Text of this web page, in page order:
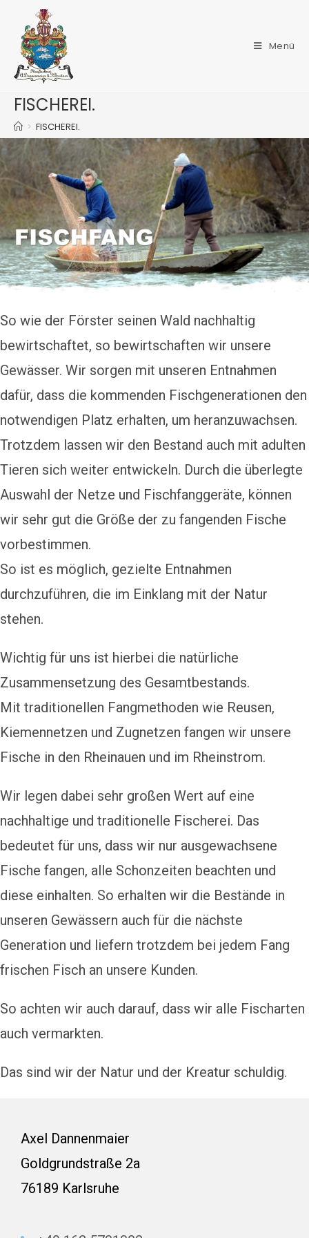
Menü
FISCHEREI.
> FISCHEREI.
So wie der Förster seinen Wald nachhaltig
bewirtschaftet, so bewirtschaften wir unsere
Gewässer. Wir sorgen mit unseren Entnahmen
dafür, dass die kommenden Fischgenerationen den
notwendigen Platz erhalten, um heranzuwachsen.
Trotzdem lassen wir den Bestand auch mit adulten
Tieren sich weiter entwickeln. Durch die überlegte
Auswahl der Netze und Fischfanggeräte, können
wir sehr gut die Größe der zu fangenden Fische
vorbestimmen.
So ist es möglich, gezielte Entnahmen
durchzuführen, die im Einklang mit der Natur
stehen.
Wichtig für uns ist hierbei die natürliche
Zusammensetzung des Gesamtbestands.
Mit traditionellen Fangmethoden wie Reusen,
Kiemennetzen und Zugnetzen fangen wir unsere
Fische in den Rheinauen und im Rheinstrom.
Wir legen dabei sehr großen Wert auf eine
nachhaltige und traditionelle Fischerei. Das
bedeutet für uns, dass wir nur ausgewachsene
Fische fangen, alle Schonzeiten beachten und
diese einhalten. So erhalten wir die Bestände in
unseren Gewässern auch für die nächste
Generation und liefern trotzdem bei jedem Fang
frischen Fisch an unsere Kunden.
So achten wir auch darauf, dass wir alle Fischarten
auch vermarkten.
Das sind wir der Natur und der Kreatur schuldig.
Axel Dannenmaier
Goldgrundstraße 2a
76189 Karlsruhe